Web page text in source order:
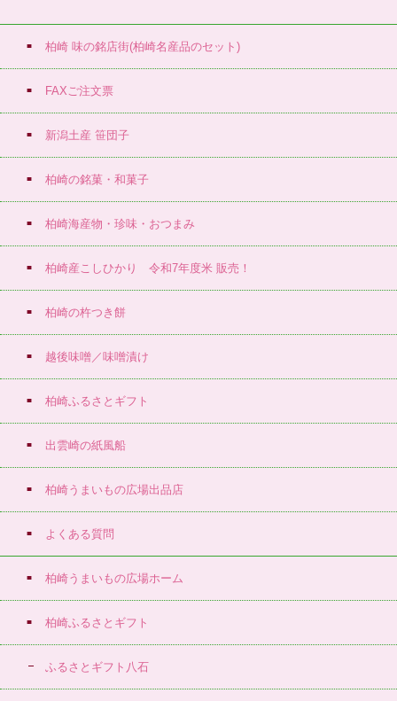
柏崎 味の銘店街(柏崎名産品のセット)
FAXご注文票
新潟土産 笹団子
柏崎の銘菓・和菓子
柏崎海産物・珍味・おつまみ
柏崎産こしひかり 令和7年度米 販売！
柏崎の杵つき餅
越後味噌／味噌漬け
柏崎ふるさとギフト
出雲崎の紙風船
柏崎うまいもの広場出品店
よくある質問
柏崎うまいもの広場ホーム
柏崎ふるさとギフト
ふるさとギフト八石